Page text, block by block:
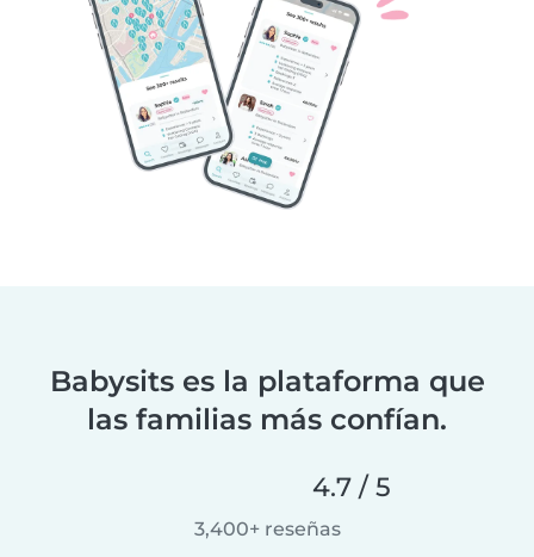
Babysits es la plataforma que
las familias más confían.
4.7 / 5
3,400+ reseñas